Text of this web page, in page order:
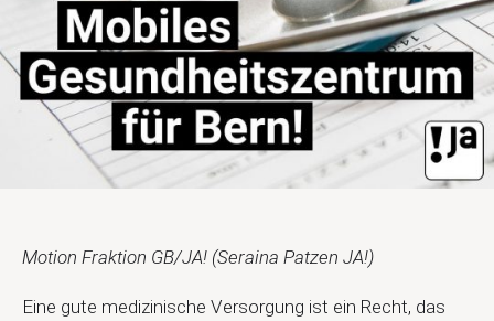
Motion Fraktion GB/JA! (Seraina Patzen JA!)
Eine gute medizinische Versorgung ist ein Recht, das